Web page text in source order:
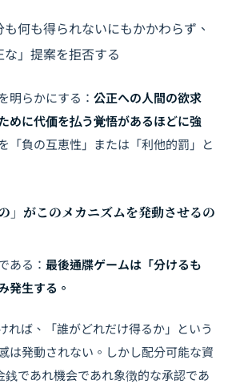
何も得られないにもかかわらず、
」提案を拒否する
明らかにする： 公正への人間の欲求
めに代価を払う覚悟があるほどに強
「負の互恵性」または「利他的罰」と
」がこのメカニズムを発動させるの
ある： 最後通牒ゲームは「分けるも
発生する。
れば、「誰がどれだけ得るか」という
は発動されない。しかし配分可能な資
であれ機会であれ象徴的な承認であ